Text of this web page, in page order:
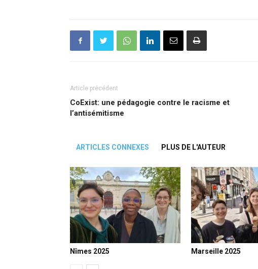
Article précédent
CoExist: une pédagogie contre le racisme et
l’antisémitisme
ARTICLES CONNEXES PLUS DE L'AUTEUR
Nîmes 2025 Marseille 2025